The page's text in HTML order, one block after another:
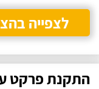
לצפייה
התקנת פרקט